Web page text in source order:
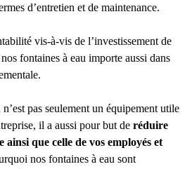
d’entretien et de maintenance.
vis-à-vis de l’investissement de
fontaines à eau importe aussi dans
pas seulement un équipement utile
il a aussi pour but de réduire
que celle de vos employés et
nos fontaines à eau sont